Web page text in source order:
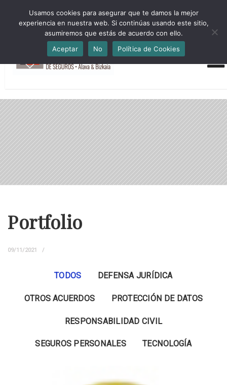
HORARIO INVIERNO Lun-Jue 09:00-16:30 Vier 9:00-14:00
administracion@cmsab.eus 94.442.43.43 Móvil y Whatsapp
688.889.170
Portfolio
09/11/2021
TODOS DEFENSA JURÍDICA
OTROS ACUERDOS PROTECCIÓN DE DATOS
RESPONSABILIDAD CIVIL
SEGUROS PERSONALES TECNOLOGÍA
Usamos cookies para asegurar que te damos la mejor
experiencia en nuestra web. Si continúas usando este sitio,
asumiremos que estás de acuerdo con ello.
Aceptar
No Política de Cookies